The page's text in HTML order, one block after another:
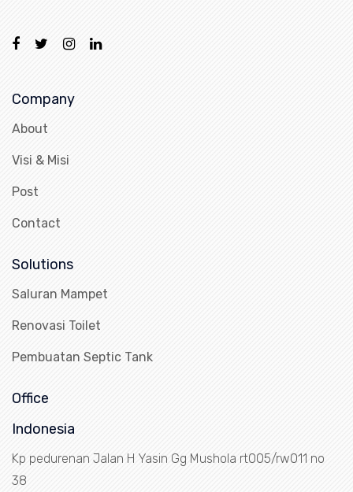
Company
About
Visi & Misi
Post
Contact
Solutions
Saluran Mampet
Renovasi Toilet
Pembuatan Septic Tank
Office
Indonesia
Kp pedurenan Jalan H Yasin Gg Mushola rt005/rw011 no
38